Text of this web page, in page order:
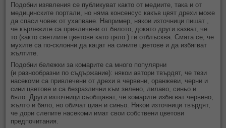
Подобни изявления се публикуват както от медиите, така и от
медицинските портали, но няма консенсус какъв цвят дрехи може
да спаси човек от ухапване. Например, някои източници пишат ,
че кърлежите са привлечени от бялото, докато други казват, че
то (както светлите цветове като цяло ) ги отблъсква. Смята се, че
мухите са по-склонни да кацат на сините цветове и да избягват
жълтите.
Подобни бележки за комарите са много популярни
(и разнообразни по съдържание): някои автори твърдят, че тези
насекоми са привлечени от дрехи в червени, оранжеви, черни и
сини цветове и са безразлични към зелено, лилаво, синьо и
бяло. Други източници съобщават, че комарите избягват червено,
жълто и бяло, но обичат циан и синьо. Някои източници твърдят,
че дори слепите насекоми имат свои собствени цветови
предпочитания.